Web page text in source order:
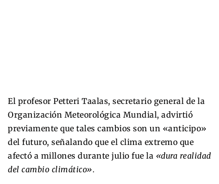
El profesor Petteri Taalas, secretario general de la
Organización Meteorológica Mundial, advirtió
previamente que tales cambios son un «anticipo»
del futuro, señalando que el clima extremo que
afectó a millones durante julio fue la «dura realidad
del cambio climático».